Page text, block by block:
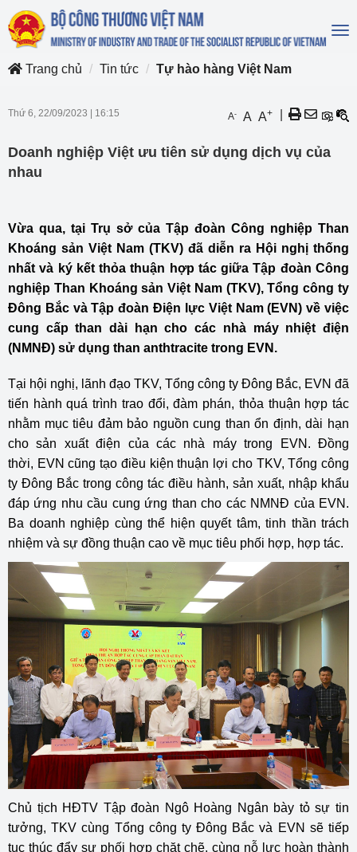
Trang chủ
Tin tức Tự hào hàng Việt Nam
Thứ 6, 22/09/2023 16:15 A- A A+
Doanh nghiệp Việt ưu tiên sử dụng dịch vụ của
nhau
Vừa qua, tại Trụ sở của Tập đoàn Công nghiệp Than
Khoáng sản Việt Nam (TKV) đã diễn ra Hội nghị thống
nhất và ký kết thỏa thuận hợp tác giữa Tập đoàn Công
nghiệp Than Khoáng sản Việt Nam (TKV), Tổng công ty
Đông Bắc và Tập đoàn Điện lực Việt Nam (EVN) về việc
cung cấp than dài hạn cho các nhà máy nhiệt điện
(NMNĐ) sử dụng than anthtracite trong EVN.
Tại hội nghị, lãnh đạo TKV, Tổng công ty Đông Bắc, EVN đã
tiến hành quá trình trao đổi, đàm phán, thỏa thuận hợp tác
nhằm mục tiêu đảm bảo nguồn cung than ổn định, dài hạn
cho sản xuất điện của các nhà máy trong EVN. Đồng
thời, EVN cũng tạo điều kiện thuận lợi cho TKV, Tổng công
ty Đông Bắc trong công tác điều hành, sản xuất, nhập khẩu
đáp ứng nhu cầu cung ứng than cho các NMNĐ của EVN.
Ba doanh nghiệp cùng thể hiện quyết tâm, tinh thần trách
nhiệm và sự đồng thuận cao về mục tiêu phối hợp, hợp tác.
Chủ tịch HĐTV Tập đoàn Ngô Hoàng Ngân bày tỏ sự tin
tưởng, TKV cùng Tổng công ty Đông Bắc và EVN sẽ tiếp
tục thúc đẩy sự phối hợp chặt chẽ, cùng nỗ lực hoàn thành